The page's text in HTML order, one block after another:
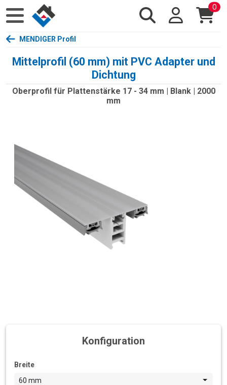
0
MENDIGER Profil
Mittelprofil (60 mm) mit PVC Adapter und
Dichtung
Oberprofil für Plattenstärke 17 - 34 mm | Blank | 2000
mm
Konfiguration
Breite
60 mm